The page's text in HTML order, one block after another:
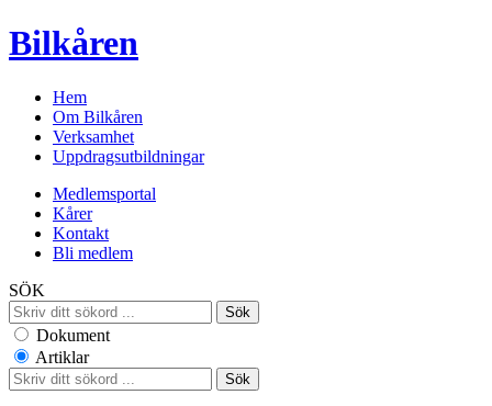
Bilkåren
Hem
Om Bilkåren
Verksamhet
Uppdragsutbildningar
Medlemsportal
Kårer
Kontakt
Bli medlem
SÖK
Dokument
Artiklar